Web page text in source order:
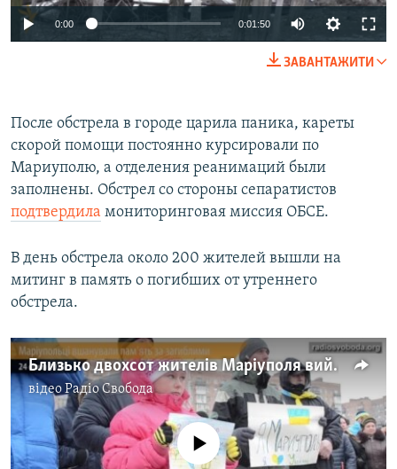
0:00 0:01:50
ЗАВАНТАЖИТИ
После обстрела в городе царила паника, кареты
скорой помощи постоянно курсировали по
Мариуполю, а отделения реанимаций были
заполнены. Обстрел со стороны сепаратистов
подтвердила мониторинговая миссия ОБСЕ.
В день обстрела около 200 жителей вышли на
митинг в память о погибших от утреннего
обстрела.
Близько двохсот жителів Маріуполя вийшли на панахиду за загиблими
відеоРадіо Свобода
No media source currently available